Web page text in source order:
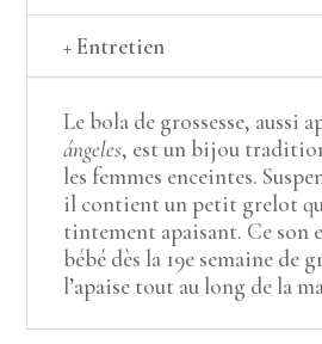
+ Entretien
Le bola de grossesse, aussi
ángeles, est un bijou
les femmes enceintes.
il contient un petit grelot
tintement apaisant. Ce son
bébé dès la 19e semaine de
l’apaise tout au long de la